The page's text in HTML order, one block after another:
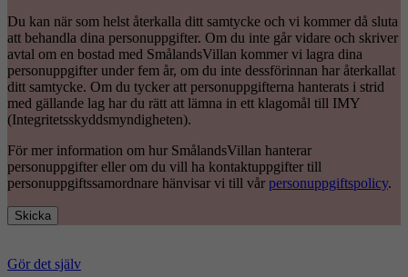
Du kan när som helst återkalla ditt samtycke och vi kommer då sluta
att behandla dina personuppgifter. Om du inte går vidare och skriver
avtal om en bostad med SmålandsVillan kommer vi lagra dina
personuppgifter under fem år, om du inte dessförinnan har återkallat
ditt samtycke. Om du tycker att personuppgifterna hanterats i strid
med gällande lag har du rätt att lämna in ett klagomål till IMY
(Integritetsskyddsmyndigheten).
För mer information om hur SmålandsVillan hanterar
personuppgifter eller om du vill ha kontaktuppgifter till
personuppgiftssamordnare hänvisar vi till vår personuppgiftspolicy.
Skicka
Gör det själv